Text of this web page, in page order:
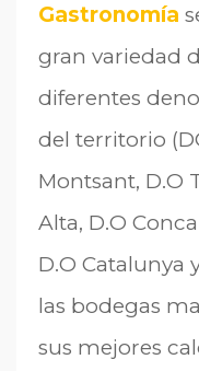
Gastronomía
gran variedad
diferentes
del territorio
Montsant, D.O
Alta, D.O
D.O Catalunya
las bodegas
sus mejores